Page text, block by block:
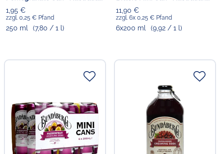
Import
1,95 €
zzgl. 0,25 € Pfand
250 ml (7,80 / 1 l)
Import
11,90 €
zzgl. 6x 0,25 € Pfand
6x200 ml (9,92 / 1 l)